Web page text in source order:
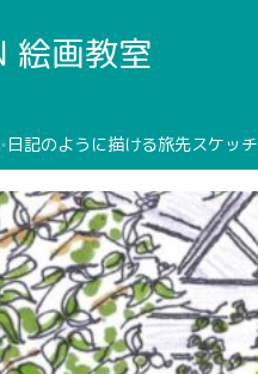
絵画教室
記のように描ける旅先スケッチ